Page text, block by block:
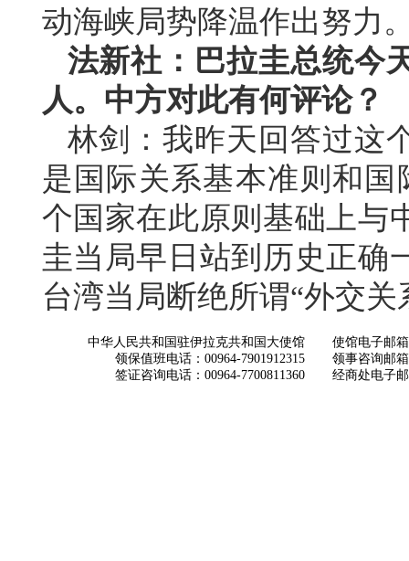
动海峡局势降温作出努力
法新社：巴拉圭总统今
人。中方对此有何评论？
林剑：我昨天回答过这
是国际关系基本准则和
个国家在此原则基础上与
圭当局早日站到历史正确
台湾当局断绝所谓“外交关
中华人民共和国驻伊拉克共和国大使馆
领保值班电话：00964-7901912315
签证咨询电话：00964-7700811360
使馆电子邮箱
领事咨询邮箱
经商处电子